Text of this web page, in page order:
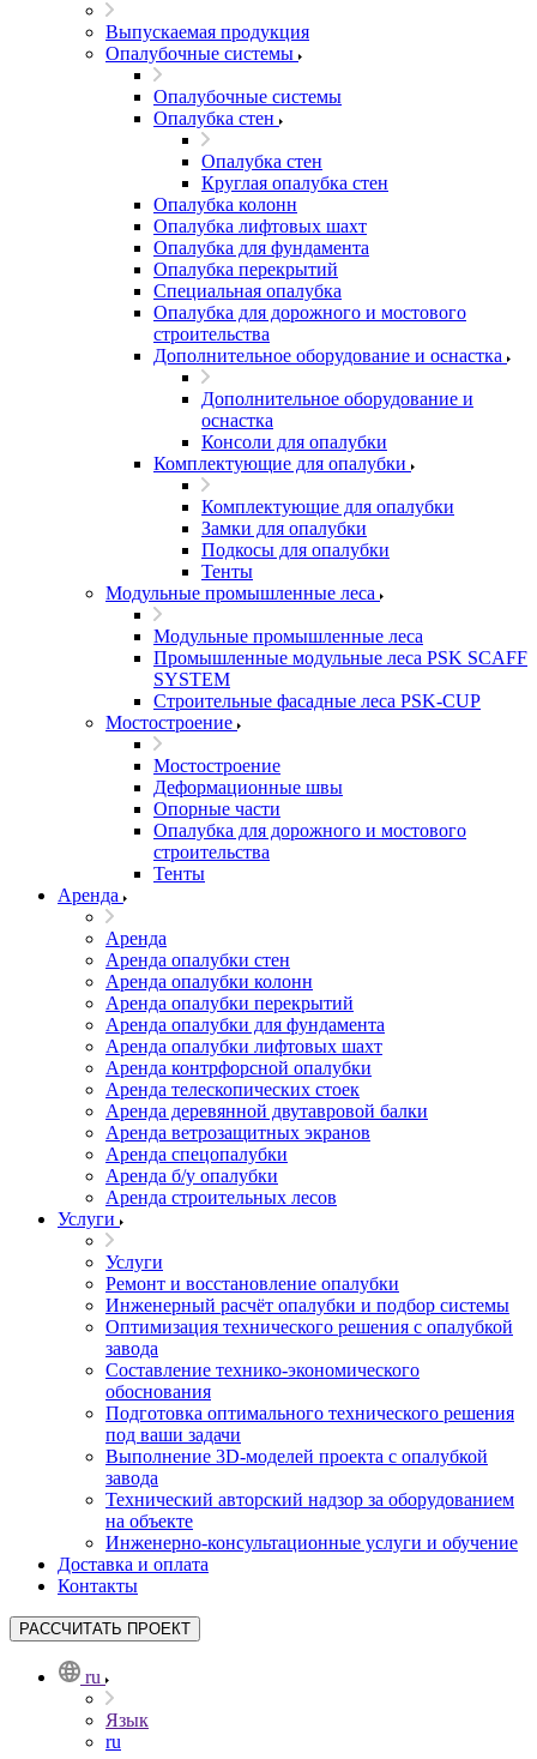
Выпускаемая продукция
Опалубочные системы
Опалубочные системы
Опалубка стен
Опалубка стен
Круглая опалубка стен
Опалубка колонн
Опалубка лифтовых шахт
Опалубка для фундамента
Опалубка перекрытий
Специальная опалубка
Опалубка для дорожного и мостового
строительства
Дополнительное оборудование и оснастка
Дополнительное оборудование и
оснастка
Консоли для опалубки
Комплектующие для опалубки
Комплектующие для опалубки
Замки для опалубки
Подкосы для опалубки
Тенты
Модульные промышленные леса
Модульные промышленные леса
Промышленные модульные леса PSK SCAFF
SYSTEM
Строительные фасадные леса PSK-CUP
Мостостроение
Мостостроение
Деформационные швы
Опорные части
Опалубка для дорожного и мостового
строительства
Тенты
Аренда
Аренда
Аренда опалубки стен
Аренда опалубки колонн
Аренда опалубки перекрытий
Аренда опалубки для фундамента
Аренда опалубки лифтовых шахт
Аренда контрфорсной опалубки
Аренда телескопических стоек
Аренда деревянной двутавровой балки
Аренда ветрозащитных экранов
Аренда спецопалубки
Аренда б/у опалубки
Аренда строительных лесов
Услуги
Услуги
Ремонт и восстановление опалубки
Инженерный расчёт опалубки и подбор системы
Оптимизация технического решения с опалубкой
завода
Составление технико-экономического
обоснования
Подготовка оптимального технического решения
под ваши задачи
Выполнение 3D-моделей проекта с опалубкой
завода
Технический авторский надзор за оборудованием
на объекте
Инженерно-консультационные услуги и обучение
Доставка и оплата
Контакты
РАССЧИТАТЬ ПРОЕКТ
ru
Язык
ru